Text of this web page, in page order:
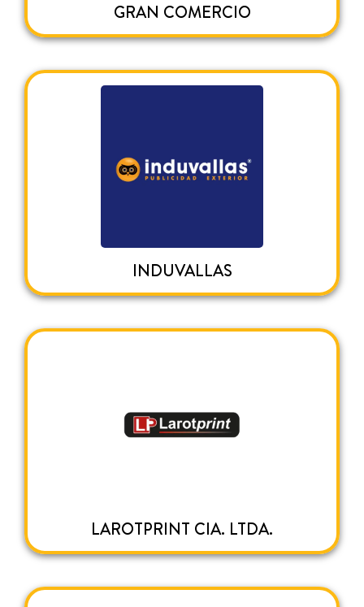
GRAN COMERCIO
INDUVALLAS
LAROTPRINT CIA. LTDA.